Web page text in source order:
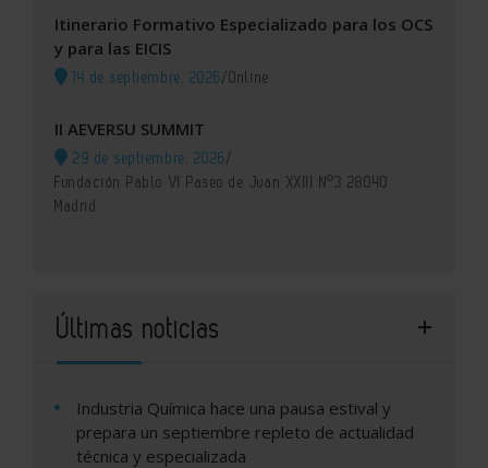
Itinerario Formativo Especializado para los OCS
y para las EICIS
14 de septiembre, 2026/Online
II AEVERSU SUMMIT
29 de septiembre, 2026/
Fundación Pablo VI Paseo de Juan XXIII Nº3 28040
Madrid
Últimas noticias
Industria Química hace una pausa estival y
prepara un septiembre repleto de actualidad
técnica y especializada